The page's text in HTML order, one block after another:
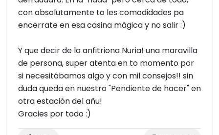
con absolutamente to les comodidades pa
encerrate en esa casina mágica y no salir :)
Y que decir de la anfitriona Nuria! una maravilla
de persona, super atenta en to momento por
si necesitábamos algo y con mil consejos!! sin
duda queda en nuestro "Pendiente de hacer" en
otra estación del añu!
Gracies por todo :)